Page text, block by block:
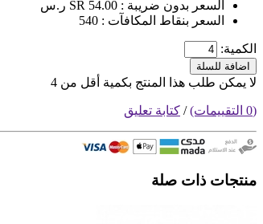
السعر بدون ضريبة : SR 54.00 ر.س
السعر بنقاط المكافآت : 540
الكمية:
اضافة للسلة
لا يمكن طلب هذا المنتج بكمية أقل من 4
(0 التقييمات) / كتابة تعليق
منتجات ذات صلة